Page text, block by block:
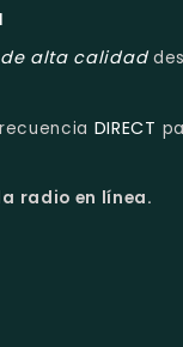
alta calidad
DIRECT
radio en línea.